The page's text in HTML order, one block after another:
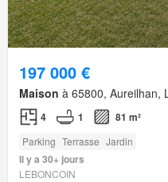
197 000 €
Maison à 65800, Aureilhan,
4 1 81 m²
Parking Terrasse Jardin
Il y a 30+ jours
LEBONCOIN